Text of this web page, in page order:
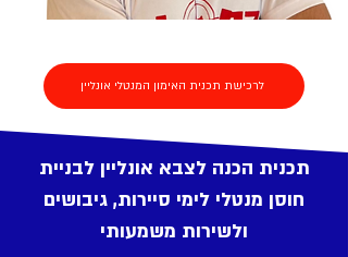
לרכישת תכנית האימון המנטלי אונליין
תכנית הכנה לצבא אונליין לבניית
חוסן מנטלי לימי סיירות, גיבושים
ולשירות משמעותי